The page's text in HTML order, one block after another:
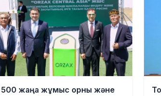
500 жаңа жұмыс орны және